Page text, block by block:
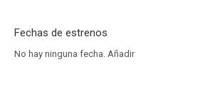
Fechas de estrenos
No hay ninguna fecha. Añadir